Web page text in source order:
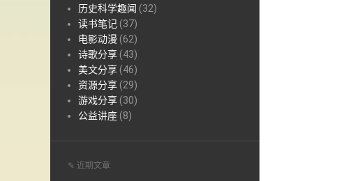
历史科学趣闻 (32)
读书笔记 (37)
电影动漫 (62)
诗歌分享 (43)
美文分享 (46)
资源分享 (29)
游戏分享 (30)
公益讲座 (8)
✎ 近期文章